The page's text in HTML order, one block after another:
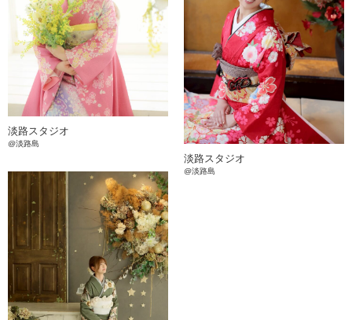
淡路スタジオ
@淡路島
淡路スタジオ
@淡路島